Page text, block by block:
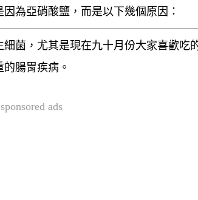
為亞硝酸鹽，而是以下幾個原因：
菌，尤其是現在九十月份大家喜歡吃
腸胃疾病。
sponsored ads